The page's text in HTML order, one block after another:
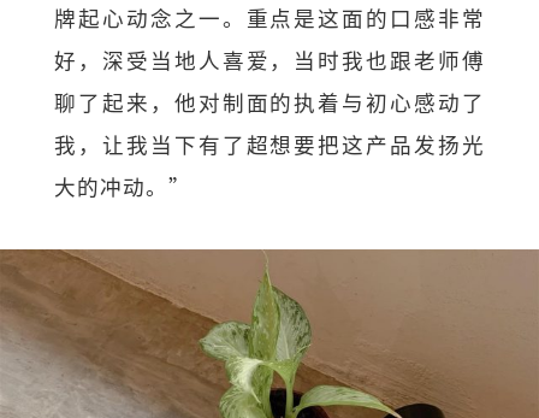
牌起心动念之一。重点是这面的口感非常
好，深受当地人喜爱，当时我也跟老师傅
聊了起来，他对制面的执着与初心感动了
我，让我当下有了超想要把这产品发扬光
大的冲动。”